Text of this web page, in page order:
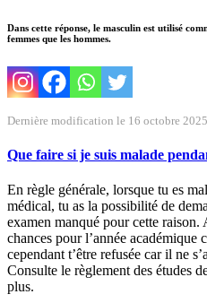
Dans cette réponse, le masculin est utilisé
femmes que les hommes.
Dernière modification le 16 octobre 2025
Que faire si je suis malade
En règle générale, lorsque tu es
médical, tu as la possibilité de
examen manqué pour cette
chances pour l’année académique
cependant t’être refusée car il ne
Consulte le règlement des études
plus.